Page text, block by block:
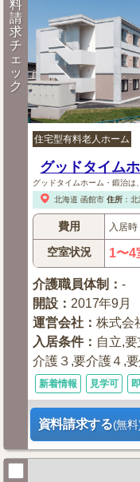
料
請
求
チ
ェ
ッ
ク
住宅型有料老人ホーム
グッドタイム
グッドタイムホーム・鍛治は
北海道 函館市 住所： 北
費用 入居時
空室状況 1〜4
介護職員体制 ：-
開設 ： 2017年9月
運営会社 ：株式会
入居条件： 自立,
介護３,要介護４,
新着情報 見学可
資料請求する(無料